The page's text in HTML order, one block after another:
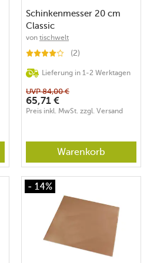
Schinkenmesser 20 cm
Classic
von tischwelt
(2)
Lieferung in 1-2 Werktagen
UVP84,00 €
65,71 €
Preis inkl. MwSt. zzgl. Versand
Warenkorb
- 14%